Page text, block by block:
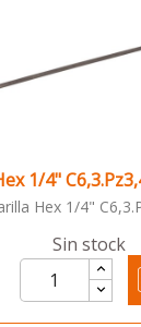
1/4"
Hex 1/4"
Sin stock